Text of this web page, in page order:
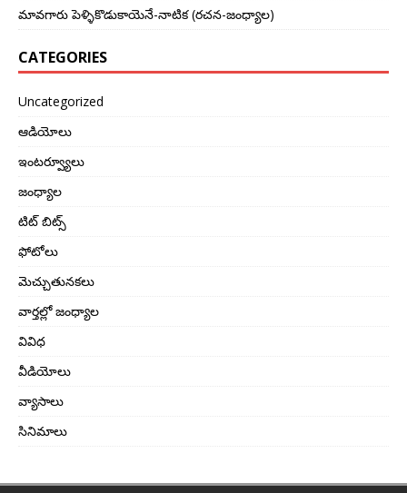
మావగారు పెళ్ళికొడుకాయెనే-నాటిక (రచన-జంధ్యాల)
CATEGORIES
Uncategorized
ఆడియోలు
ఇంటర్వ్యూలు
జంధ్యాల
టిట్ బిట్స్
ఫోటోలు
మెచ్చుతునకలు
వార్తల్లో జంధ్యాల
వివిధ
వీడియోలు
వ్యాసాలు
సినిమాలు